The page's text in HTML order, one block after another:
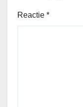
Reactie *